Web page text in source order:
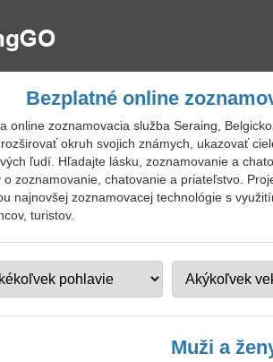
Bezplatné online
online zoznamovacia služba Seraing,
okruh svojich známych, ukazovať
ľudí. Hľadajte lásku, zoznamovanie a
zoznamovanie, chatovanie a priateľstvo.
najnovšej zoznamovacej technológie s
turistov.
Muži a